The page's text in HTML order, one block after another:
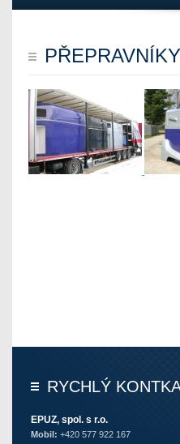
RYCHLÝ
EPUZ, spol. s r.o.
Mobil: +420 577 922 167